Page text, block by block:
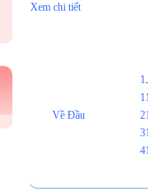
Xem chi tiết
Về Đầu
1.